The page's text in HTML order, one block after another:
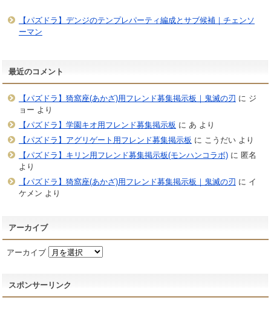
【パズドラ】デンジのテンプレパーティ編成とサブ候補｜チェンソ
ーマン
最近のコメント
【パズドラ】猗窩座(あかざ)用フレンド募集掲示板｜鬼滅の刃 に ジ
ョー より
【パズドラ】学園キオ用フレンド募集掲示板 に あ より
【パズドラ】アグリゲート用フレンド募集掲示板 に こうだいより
【パズドラ】キリン用フレンド募集掲示板(モンハンコラボ)に 匿名
より
【パズドラ】猗窩座(あかざ)用フレンド募集掲示板｜鬼滅の刃 に イ
ケメン より
アーカイブ
アーカイブ
スポンサーリンク